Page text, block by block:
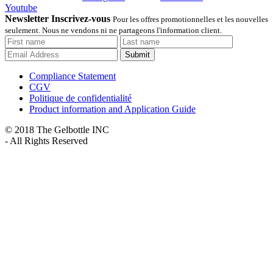
Youtube
Newsletter Inscrivez-vous Pour les offres promotionnelles et les nouvelles
seulement. Nous ne vendons ni ne partageons l'information client.
Submit
Compliance Statement
CGV
Politique de confidentialité
Product information and Application Guide
© 2018 The Gelbottle INC
- All Rights Reserved